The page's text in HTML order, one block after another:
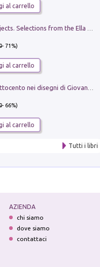
al carrello
- 71%)
al carrello
- 66%)
al carrello
Tutti i libri
AZIENDA
chi siamo
dove siamo
contattaci